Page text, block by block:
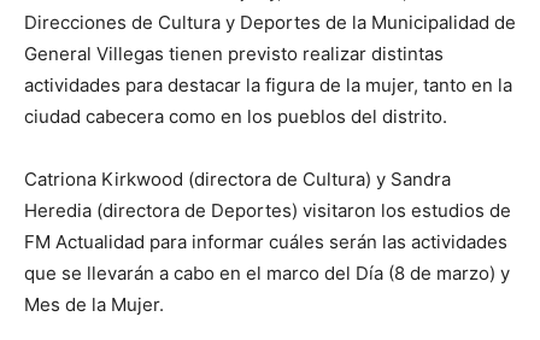
Direcciones de Cultura y Deportes de la Municipalidad de
General Villegas tienen previsto realizar distintas
actividades para destacar la figura de la mujer, tanto en la
ciudad cabecera como en los pueblos del distrito.
Catriona Kirkwood (directora de Cultura) y Sandra
Heredia (directora de Deportes) visitaron los estudios de
FM Actualidad para informar cuáles serán las actividades
que se llevarán a cabo en el marco del Día (8 de marzo) y
Mes de la Mujer.